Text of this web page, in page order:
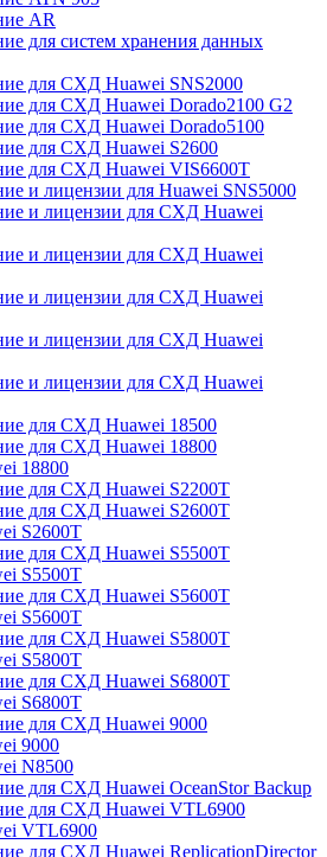
AR
для систем хранения данных
для СХД Huawei SNS2000
для СХД Huawei Dorado2100 G2
для СХД Huawei Dorado5100
для СХД Huawei S2600
для СХД Huawei VIS6600T
и лицензии для Huawei SNS5000
и лицензии для СХД Huawei
и лицензии для СХД Huawei
и лицензии для СХД Huawei
и лицензии для СХД Huawei
и лицензии для СХД Huawei
для СХД Huawei 18500
для СХД Huawei 18800
18800
для СХД Huawei S2200T
для СХД Huawei S2600T
S2600T
для СХД Huawei S5500T
S5500T
для СХД Huawei S5600T
S5600T
для СХД Huawei S5800T
S5800T
для СХД Huawei S6800T
S6800T
для СХД Huawei 9000
9000
N8500
для СХД Huawei OceanStor Backup
для СХД Huawei VTL6900
VTL6900
для СХД Huawei ReplicationDirector